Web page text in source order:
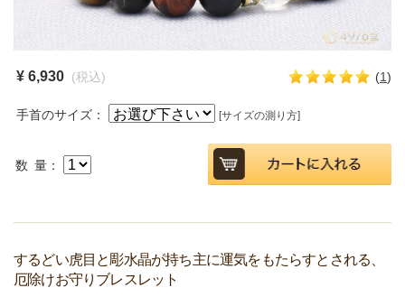
¥ 6,930 (税込)
手首のサイズ： [サイズの測り方]
数 量：
(1)
するどい虎目と彫水晶が持ち主に運気をもたらすとされる、
厄除けお守りブレスレット